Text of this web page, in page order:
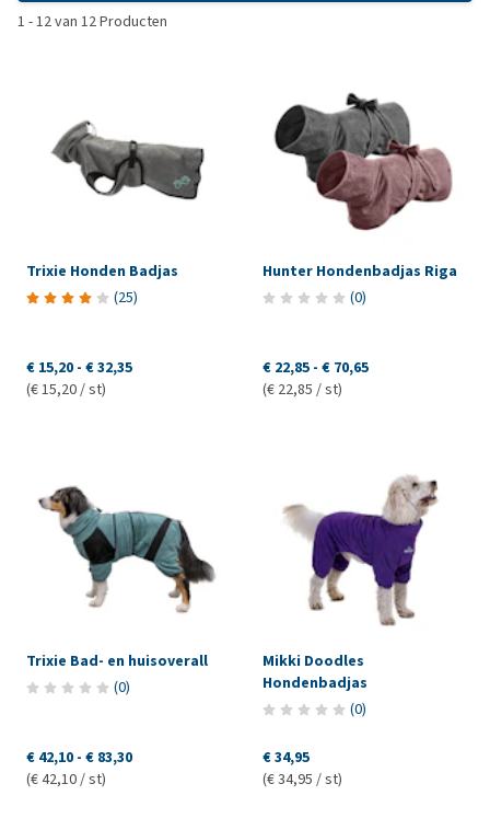
1 -12van 12Producten
Trixie Honden Badjas
(25)
€ 15,20 - € 32,35
(€ 15,20 / st)
Hunter Hondenbadjas Riga
(0)
€ 22,85 - € 70,65
(€ 22,85 / st)
Trixie Bad- en huisoverall
(0)
€ 42,10 - € 83,30
(€ 42,10 / st)
Mikki Doodles
Hondenbadjas
(0)
€ 34,95
(€ 34,95 / st)